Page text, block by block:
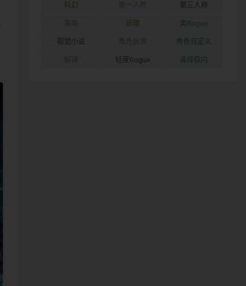
科幻 第三人称
管理 类Rogue
视觉小说 角色自定义
轻度Rogue 选择取向